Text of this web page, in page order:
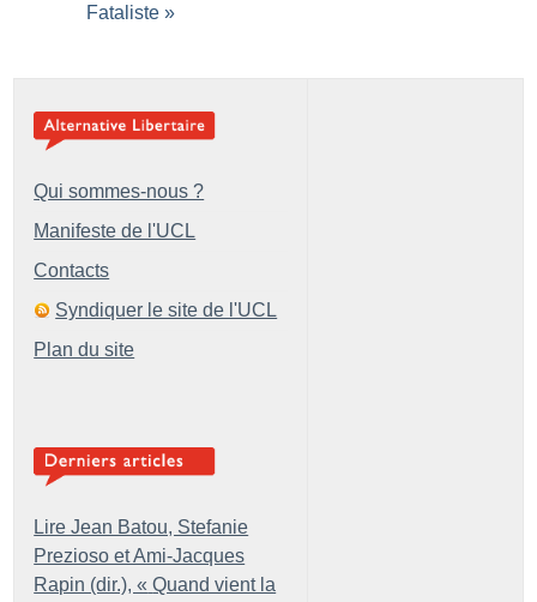
Fataliste »
Qui sommes-nous ?
Manifeste de l'UCL
Contacts
Syndiquer le site de l'UCL
Plan du site
Lire Jean Batou, Stefanie
Prezioso et Ami-Jacques
Rapin (dir.), « Quand vient la